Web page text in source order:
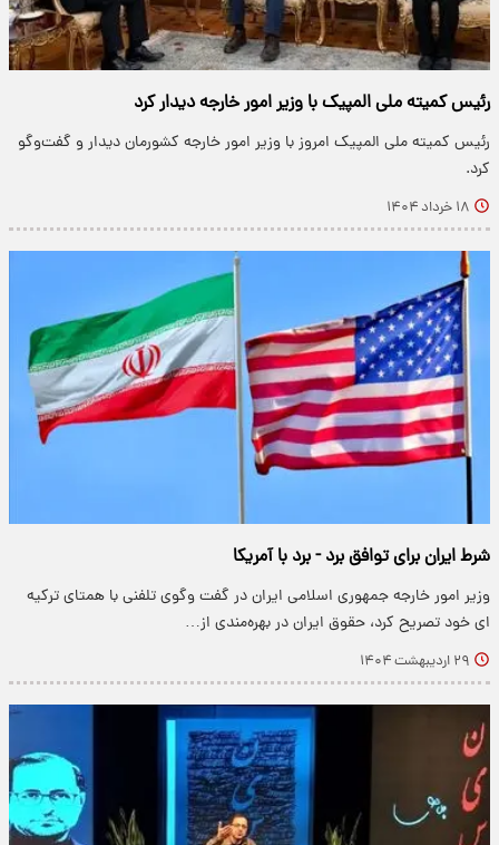
رئیس کمیته ملی المپیک با وزیر امور خارجه دیدار کرد
رئیس کمیته ملی المپیک امروز با وزیر امور خارجه کشورمان دیدار و گفت‌وگو
کرد.
۱۸ خرداد ۱۴۰۴
شرط ایران برای توافق برد - برد با آمریکا
وزیر امور خارجه جمهوری اسلامی ایران در گفت وگوی تلفنی با همتای ترکیه
ای خود تصریح کرد، حقوق ایران در بهره‌مندی از…
۲۹ اردیبهشت ۱۴۰۴